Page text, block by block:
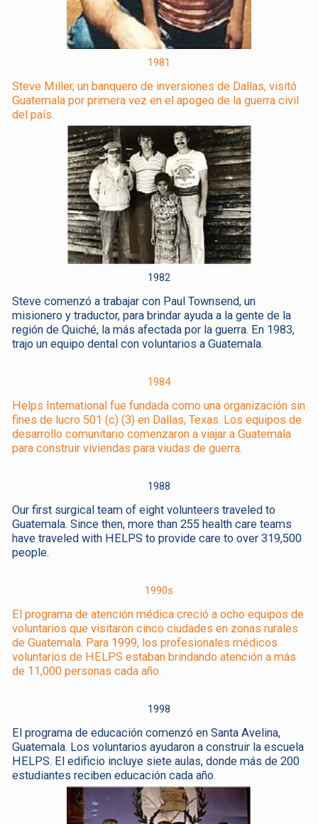
1981
Steve Miller, un banquero de inversiones de Dallas, visitó
Guatemala por primera vez en el apogeo de la guerra civil
del país.
1982
Steve comenzó a trabajar con Paul Townsend, un
misionero y traductor, para brindar ayuda a la gente de la
región de Quiché, la más afectada por la guerra. En 1983,
trajo un equipo dental con voluntarios a Guatemala.
1984
Helps International fue fundada como una organización sin
fines de lucro 501 (c) (3) en Dallas, Texas. Los equipos de
desarrollo comunitario comenzaron a viajar a Guatemala
para construir viviendas para viudas de guerra.
1988
Our first surgical team of eight volunteers traveled to
Guatemala. Since then, more than 255 health care teams
have traveled with HELPS to provide care to over 319,500
people.
1990s
El programa de atención médica creció a ocho equipos de
voluntarios que visitaron cinco ciudades en zonas rurales
de Guatemala. Para 1999, los profesionales médicos
voluntarios de HELPS estaban brindando atención a más
de 11,000 personas cada año.
1998
El programa de educación comenzó en Santa Avelina,
Guatemala. Los voluntarios ayudaron a construir la escuela
HELPS. El edificio incluye siete aulas, donde más de 200
estudiantes reciben educación cada año.